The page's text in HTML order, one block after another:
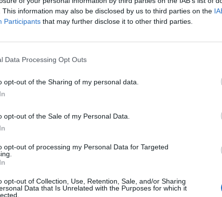
This information may also be disclosed by us to third parties on the
Participants that may further disclose it to other third parties.
Data Processing Opt Outs
opt-out of the Sharing of my personal data.
opt-out of the Sale of my Personal Data.
opt-out of processing my Personal Data for Targeted
opt-out of Collection, Use, Retention, Sale, and/or Sharing
Data that Is Unrelated with the Purposes for which it
iz leta 1866: prvotno je stal sredi travnika proti
cesta Topolšica–Lajše, pa so ga z buldožerjem
posebnost kraja še danes ponosno stoji.
identitete. S tem, ko jih ohranjamo in gradimo
generacijam.